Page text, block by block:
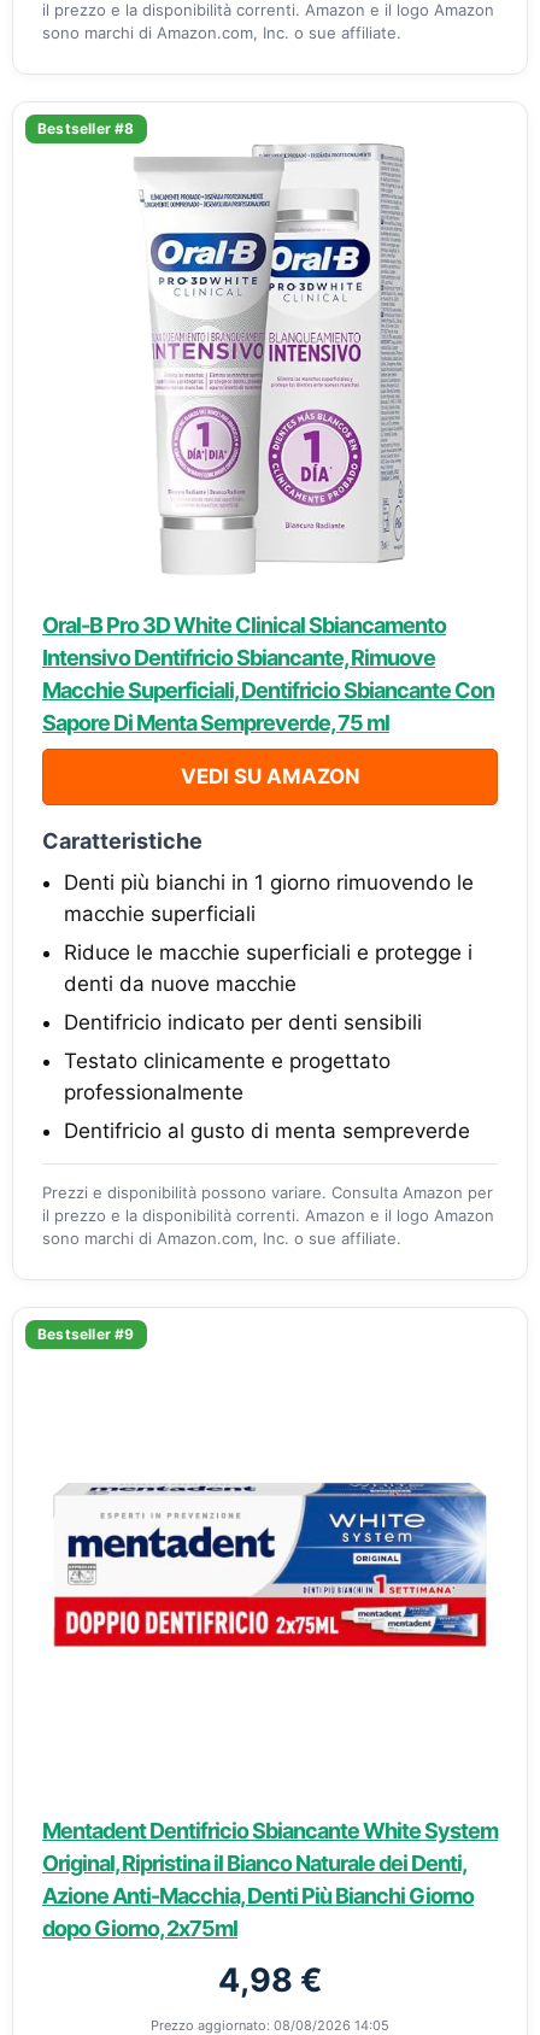
il prezzo e la disponibilità correnti. Amazon e il logo Amazon
sono marchi di Amazon.com, Inc. o sue affiliate.
Bestseller #8
Oral-B Pro 3D White Clinical Sbiancamento
Intensivo Dentifricio Sbiancante, Rimuove
Macchie Superficiali, Dentifricio Sbiancante Con
Sapore Di Menta Sempreverde, 75 ml
VEDI SU AMAZON
Caratteristiche
Denti più bianchi in 1 giorno rimuovendo le
macchie superficiali
Riduce le macchie superficiali e protegge i
denti da nuove macchie
Dentifricio indicato per denti sensibili
Testato clinicamente e progettato
professionalmente
Dentifricio al gusto di menta sempreverde
Prezzi e disponibilità possono variare. Consulta Amazon per
il prezzo e la disponibilità correnti. Amazon e il logo Amazon
sono marchi di Amazon.com, Inc. o sue affiliate.
Bestseller #9
Mentadent Dentifricio Sbiancante White System
Original, Ripristina il Bianco Naturale dei Denti,
Azione Anti-Macchia, Denti Più Bianchi Giorno
dopo Giorno, 2x75ml
4,98 €
Prezzo aggiornato: 08/08/2026 14:05